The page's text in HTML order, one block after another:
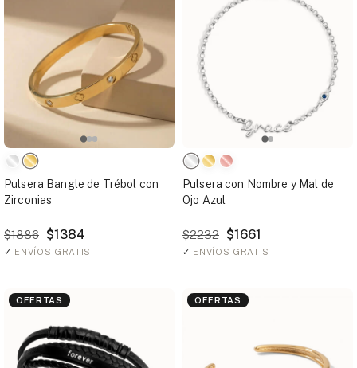
Pulsera Bangle de Trébol con
Zirconias
$1886 $1384
✓ ENVÍOS GRATIS
Pulsera con Nombre y Mal de
Ojo Azul
$2232 $1661
✓ ENVÍOS GRATIS
OFERTAS OFERTAS